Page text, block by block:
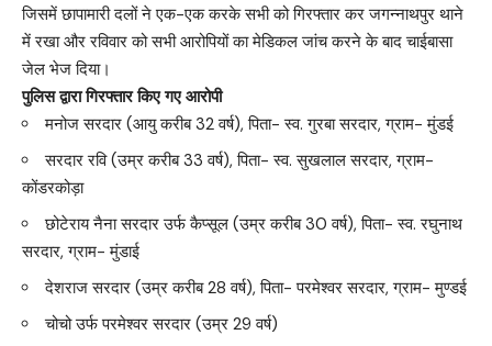
जिसमें छापामारी दलों ने एक-एक करके सभी को गिरफ्तार कर जगन्नाथपुर थाने
में रखा और रविवार को सभी आरोपियों का मेडिकल जांच करने के बाद चाईबासा
जेल भेज दिया।
पुलिस द्वारा गिरफ्तार किए गए आरोपी
मनोज सरदार (आयु करीब 32 वर्ष), पिता- स्व. गुरबा सरदार, ग्राम- मुंडई
सरदार रवि (उम्र करीब 33 वर्ष), पिता- स्व. सुखलाल सरदार, ग्राम-
कोंडरकोड़ा
छोटेराय नैना सरदार उर्फ कैप्सूल (उम्र करीब 30 वर्ष), पिता- स्व. रघुनाथ
सरदार, ग्राम- मुंडाई
देशराज सरदार (उम्र करीब 28 वर्ष), पिता- परमेश्वर सरदार, ग्राम- मुण्डई
चोचो उर्फ परमेश्वर सरदार (उम्र 29 वर्ष)